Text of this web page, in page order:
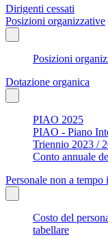
Dirigenti cessati
Posizioni organizzative
Posizioni
Dotazione organica
PIAO 2025
PIAO - Piano
Triennio 2023 /
Conto annuale
Personale non a tempo
Costo del
tabellare